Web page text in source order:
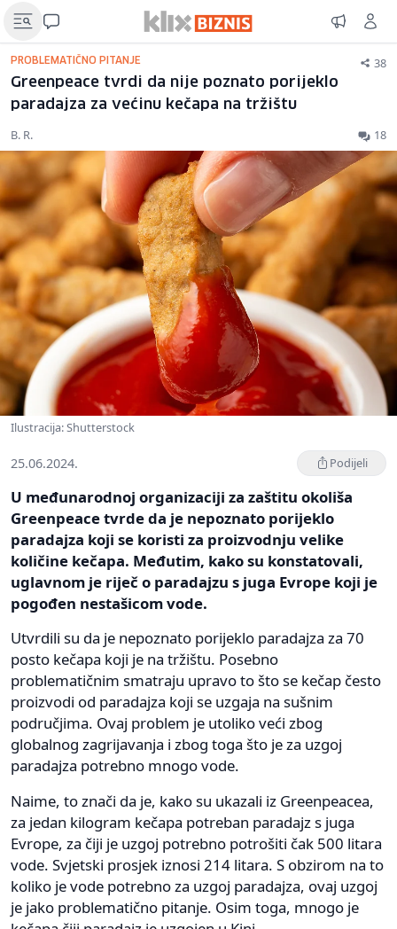
PROBLEMATIČNO PITANJE 38
Greenpeace tvrdi da nije poznato porijeklo
paradajza za većinu kečapa na tržištu
B. R. 18
Ilustracija: Shutterstock
25.06.2024. Podijeli
U međunarodnoj organizaciji za zaštitu okoliša
Greenpeace tvrde da je nepoznato porijeklo
paradajza koji se koristi za proizvodnju velike
količine kečapa. Međutim, kako su konstatovali,
uglavnom je riječ o paradajzu s juga Evrope koji je
pogođen nestašicom vode.
Utvrdili su da je nepoznato porijeklo paradajza za 70
posto kečapa koji je na tržištu. Posebno
problematičnim smatraju upravo to što se kečap često
proizvodi od paradajza koji se uzgaja na sušnim
područjima. Ovaj problem je utoliko veći zbog
globalnog zagrijavanja i zbog toga što je za uzgoj
paradajza potrebno mnogo vode.
Naime, to znači da je, kako su ukazali iz Greenpeacea,
za jedan kilogram kečapa potreban paradajz s juga
Evrope, za čiji je uzgoj potrebno potrošiti čak 500 litara
vode. Svjetski prosjek iznosi 214 litara. S obzirom na to
koliko je vode potrebno za uzgoj paradajza, ovaj uzgoj
je jako problematično pitanje. Osim toga, mnogo je